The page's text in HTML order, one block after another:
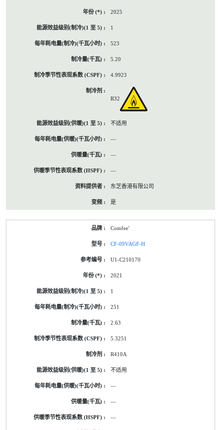
2025
1
523
5.20
4.9923
R32
不适用
—
—
—
东芝香港有限公司
是
Comfee'
CF-09VAGF-H
U1-C210170
2021
1
251
2.63
5.3251
R410A
不适用
—
—
—